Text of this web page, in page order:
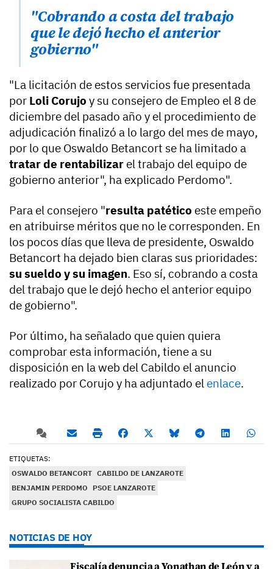
"Cobrando a costa del trabajo
que le dejó hecho el anterior
gobierno"
"La licitación de estos servicios fue presentada
por Loli Corujo y su consejero de Empleo el 8 de
diciembre del pasado año y el procedimiento de
adjudicación finalizó a lo largo del mes de mayo,
por lo que Oswaldo Betancort se ha limitado a
tratar de rentabilizar el trabajo del equipo de
gobierno anterior", ha explicado Perdomo".
Para el consejero "resulta patético este empeño
en atribuirse méritos que no le corresponden. En
los pocos días que lleva de presidente, Oswaldo
Betancort ha dejado bien claras sus prioridades:
su sueldo y su imagen. Eso sí, cobrando a costa
del trabajo que le dejó hecho el anterior equipo
de gobierno".
Por último, ha señalado que quien quiera
comprobar esta información, tiene a su
disposición en la web del Cabildo el anuncio
realizado por Corujo y ha adjuntado el enlace.
ETIQUETAS:
OSWALDO BETANCORT CABILDO DE LANZAROTE
BENJAMIN PERDOMO
PSOE LANZAROTE
GRUPO SOCIALISTA CABILDO
NOTICIAS DE HOY
Fiscalía denuncia a Yonathan de León y a